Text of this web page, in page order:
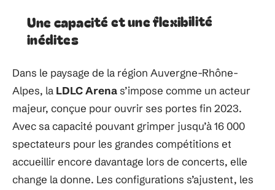
Une capacité et une flexibilité
inédites
Dans le paysage de la région Auvergne-Rhône-
Alpes, la LDLC Arenas’impose comme un acteur
majeur, conçue pour ouvrir ses portes fin 2023.
Avec sa capacité pouvant grimper jusqu’à 16 000
spectateurs pour les grandes compétitions et
accueillir encore davantage lors de concerts, elle
change la donne. Les configurations s’ajustent, les